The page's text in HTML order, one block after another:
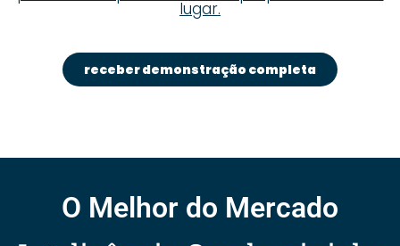
lugar.
receber demonstração completa
O Melhor do Mercado